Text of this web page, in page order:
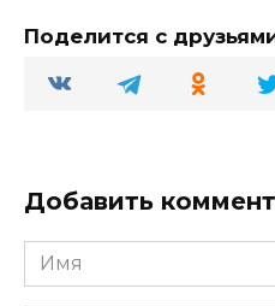
Поделится с
Добавить
Имя